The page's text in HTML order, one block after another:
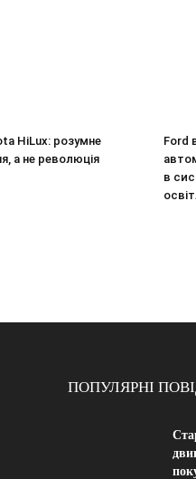
HiLux: розумне
а не революція
Ford
в
ПОПУЛЯРНІ